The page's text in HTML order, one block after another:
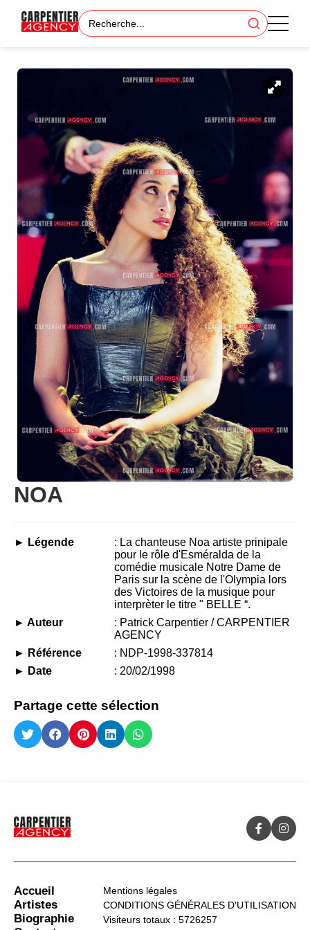
NOA
► Légende
: La chanteuse Noa artiste prinipale
pour le rôle d'Esméralda de la
comédie musicale Notre Dame de
Paris sur la scène de l'Olympia lors
des Victoires de la musique pour
interprèter le titre " BELLE “.
► Auteur
: Patrick Carpentier / CARPENTIER
AGENCY
► Référence
: NDP-1998-337814
► Date
: 20/02/1998
Partage cette sélection
Accueil
Artistes
Biographie
Mentions légales
CONDITIONS GÉNÉRALES D'UTILISATION
Visiteurs totaux : 5726257